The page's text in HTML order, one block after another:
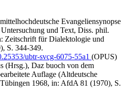
Evangeliensynopse
und Text, Diss. phil.
Zeitschrift für Dialektologie und
S. 344-349.
ubtr-svcg-6075-55a1 (OPUS)
(Hrsg.), Daz buoch von dem
Auflage (Altdeutsche
1968, in: AfdA 81 (1970), S.